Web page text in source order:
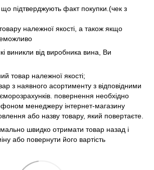
підтверджують факт покупки.(чек з
належної якості, а також якщо
виникли від виробника вина, Ви
товар належної якості;
з наявного асортименту з відповідними
повернення необхідно
менеджеру інтернет-магазину
або назву товару, який повертаєте.
швидко отримати товар назад і
або повернути його вартість